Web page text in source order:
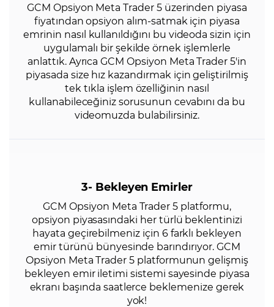
GCM Opsiyon Meta Trader 5 üzerinden piyasa
fiyatından opsiyon alım-satmak için piyasa
emrinin nasıl kullanıldığını bu videoda sizin için
uygulamalı bir şekilde örnek işlemlerle
anlattık. Ayrıca GCM Opsiyon Meta Trader 5'in
piyasada size hız kazandırmak için geliştirilmiş
tek tıkla işlem özelliğinin nasıl
kullanabileceğiniz sorusunun cevabını da bu
videomuzda bulabilirsiniz.
3- Bekleyen Emirler
GCM Opsiyon Meta Trader 5 platformu,
opsiyon piyasasındaki her türlü beklentinizi
hayata geçirebilmeniz için 6 farklı bekleyen
emir türünü bünyesinde barındırıyor. GCM
Opsiyon Meta Trader 5 platformunun gelişmiş
bekleyen emir iletimi sistemi sayesinde piyasa
ekranı başında saatlerce beklemenize gerek
yok!